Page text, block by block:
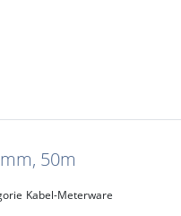
50m
Kabel-Meterware